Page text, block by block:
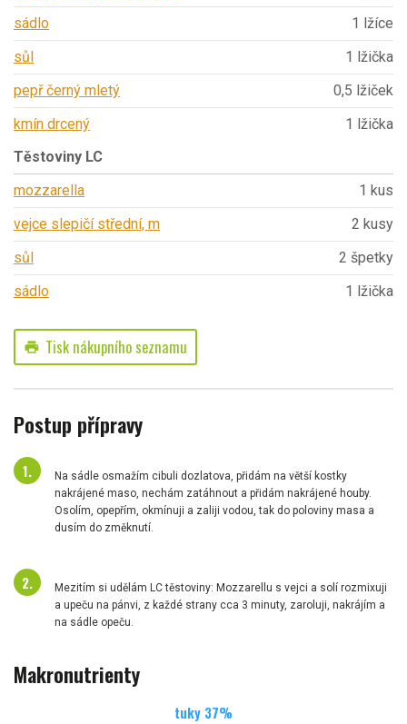
sádlo
1 lžíce
sůl
1 lžička
pepř černý mletý
0,5 lžiček
kmín drcený
1 lžička
Těstoviny LC
mozzarella
1 kus
vejce slepičí střední, m
2 kusy
sůl
2 špetky
sádlo
1 lžička
print Tisk nákupního seznamu
Postup přípravy
Na sádle osmažím cibuli dozlatova, přidám na větší kostky
nakrájené maso, nechám zatáhnout a přidám nakrájené houby.
Osolím, opepřím, okmínuji a zaliji vodou, tak do poloviny masa a
dusím do změknutí.
Mezitím si udělám LC těstoviny: Mozzarellu s vejci a solí rozmixuji
a upeču na pánvi, z každé strany cca 3 minuty, zaroluji, nakrájím a
na sádle opeču.
Makronutrienty
tuky 37%